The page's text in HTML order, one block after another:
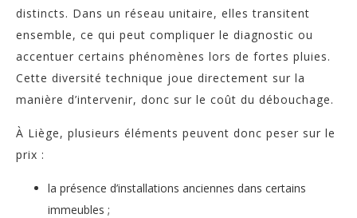
distincts. Dans un réseau unitaire, elles transitent
ensemble, ce qui peut compliquer le diagnostic ou
accentuer certains phénomènes lors de fortes pluies.
Cette diversité technique joue directement sur la
manière d’intervenir, donc sur le coût du débouchage.
À Liège, plusieurs éléments peuvent donc peser sur le
prix :
la présence d’installations anciennes dans certains
immeubles ;